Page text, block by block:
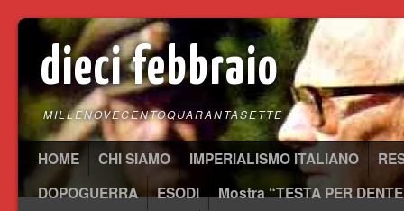
dieci febbraio
MILLENOVECENTOQUARANTASETTE
HOME CHI SIAMO IMPERIALISMO ITALIANO
DOPOGUERRA
ESODI
Mostra “TESTA PER